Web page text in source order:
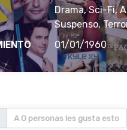
Drama, Sci-Fi,
Suspenso,
01/01/1960
A 0 personas les gusta esto